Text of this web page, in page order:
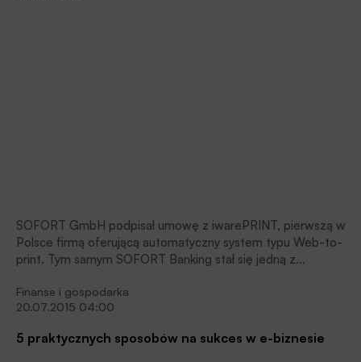
SOFORT GmbH podpisał umowę z iwarePRINT, pierwszą w
Polsce firmą oferującą automatyczny system typu Web-to-
print. Tym samym SOFORT Banking stał się jedną z
internetowych. Współpraca oficjalnie rozpoczęła się w
listopadzie.
Finanse i gospodarka
20.07.2015 04:00
5 praktycznych sposobów na sukces w e-biznesie